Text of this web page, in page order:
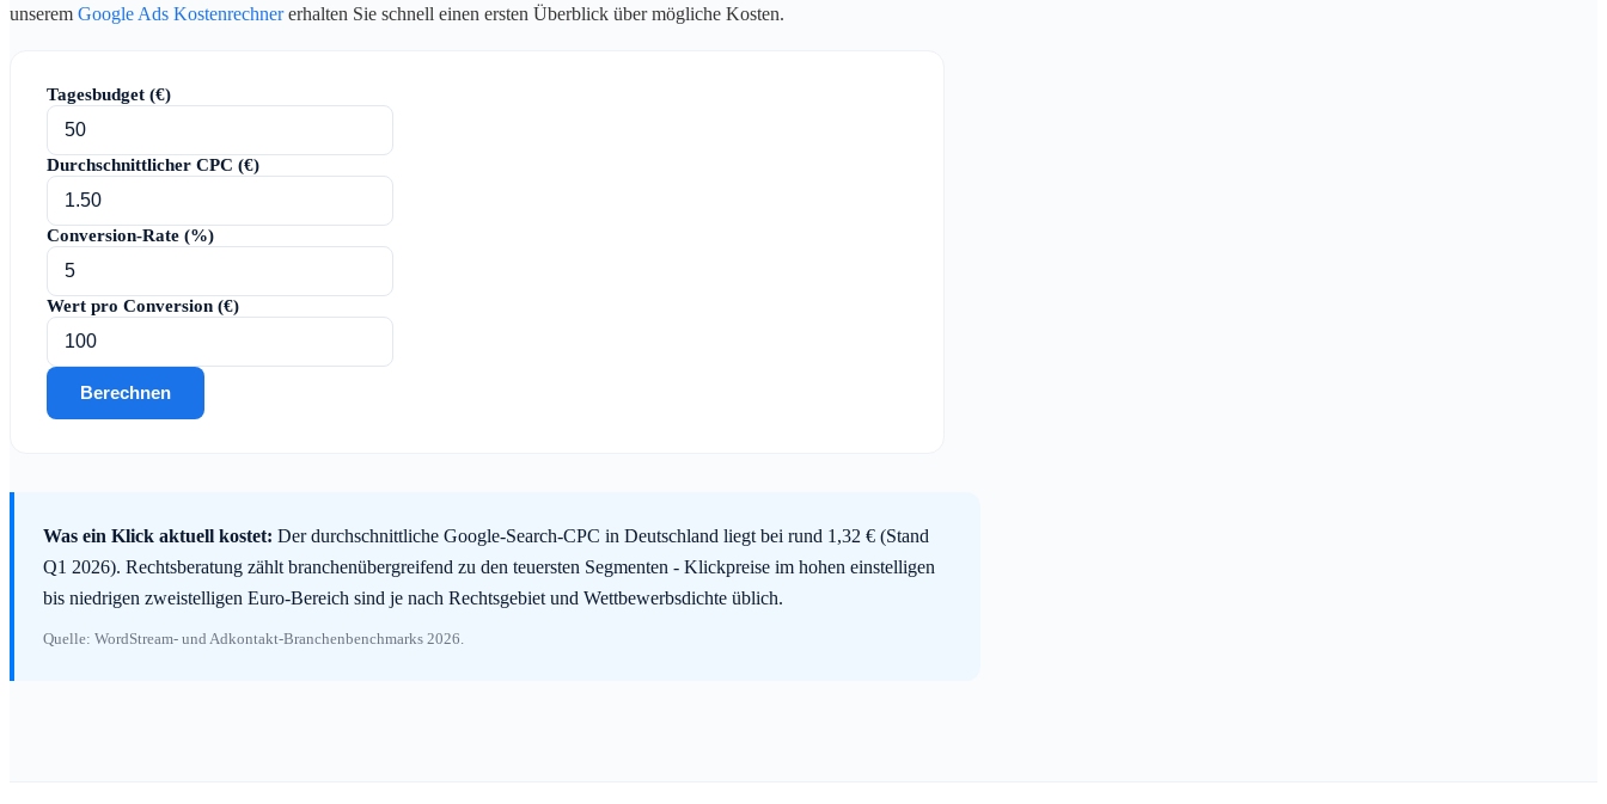
unserem Google Ads Kostenrechnererhalten Sie schnell einen ersten Überblick über mögliche Kosten.
Tagesbudget (€)
Durchschnittlicher CPC (€)
Conversion-Rate (%)
Wert pro Conversion (€)
Berechnen
Was ein Klick aktuell kostet: Der durchschnittliche Google-Search-CPC in Deutschland liegt bei rund 1,32 € (Stand
Q1 2026). Rechtsberatung zählt branchenübergreifend zu den teuersten Segmenten - Klickpreise im hohen einstelligen
bis niedrigen zweistelligen Euro-Bereich sind je nach Rechtsgebiet und Wettbewerbsdichte üblich.
Quelle: WordStream- und Adkontakt-Branchenbenchmarks 2026.